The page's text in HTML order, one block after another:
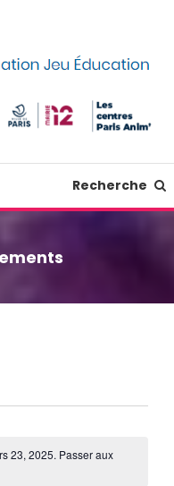
Recherche
23, 2025. Passer aux